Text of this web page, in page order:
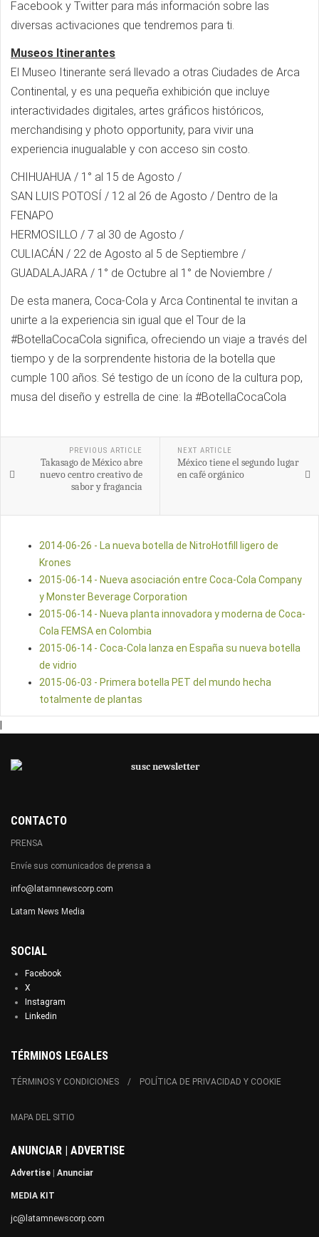
Facebook y Twitter para más información sobre las
diversas activaciones que tendremos para ti.
Museos Itinerantes
El Museo Itinerante será llevado a otras Ciudades de Arca
Continental, y es una pequeña exhibición que incluye
interactividades digitales, artes gráficos históricos,
merchandising y photo opportunity, para vivir una
experiencia inugualable y con acceso sin costo.
CHIHUAHUA / 1° al 15 de Agosto /
SAN LUIS POTOSÍ / 12 al 26 de Agosto / Dentro de la
FENAPO
HERMOSILLO / 7 al 30 de Agosto /
CULIACÁN / 22 de Agosto al 5 de Septiembre /
GUADALAJARA / 1° de Octubre al 1° de Noviembre /
De esta manera, Coca-Cola y Arca Continental te invitan a
unirte a la experiencia sin igual que el Tour de la
#BotellaCocaCola significa, ofreciendo un viaje a través del
tiempo y de la sorprendente historia de la botella que
cumple 100 años. Sé testigo de un ícono de la cultura pop,
musa del diseño y estrella de cine: la #BotellaCocaCola
PREVIOUS ARTICLE
Takasago de México abre
nuevo centro creativo de
sabor y fragancia
NEXT ARTICLE
México tiene el segundo lugar
en café orgánico
2014-06-26 - La nueva botella de NitroHotfill ligero de
Krones
2015-06-14 - Nueva asociación entre Coca-Cola Company
y Monster Beverage Corporation
2015-06-14 - Nueva planta innovadora y moderna de Coca-
Cola FEMSA en Colombia
2015-06-14 - Coca-Cola lanza en España su nueva botella
de vidrio
2015-06-03 - Primera botella PET del mundo hecha
totalmente de plantas
CONTACTO
PRENSA
Envíe sus comunicados de prensa a
info@latamnewscorp.com
Latam News Media
SOCIAL
Facebook
X
Instagram
Linkedin
TÉRMINOS LEGALES
TÉRMINOS Y CONDICIONES POLÍTICA DE PRIVACIDAD Y COOKIE
MAPA DEL SITIO
ANUNCIAR | ADVERTISE
Advertise Anunciar
MEDIA KIT
jc@latamnewscorp.com